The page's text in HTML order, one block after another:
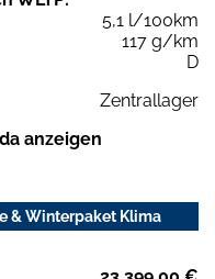
5,1 l/100km
117 g/km
D
Zentrallager
anzeigen
& Winterpaket Klima